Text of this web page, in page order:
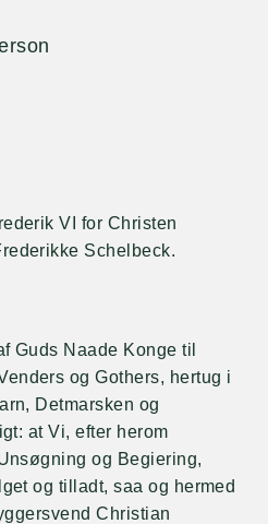
VI for Christen
Schelbeck.
Guds Naade Konge til
og Gothers, hertug i
Detmarsken og
at Vi, efter herom
og Begiering,
og tilladt, saa og hermed
Christian